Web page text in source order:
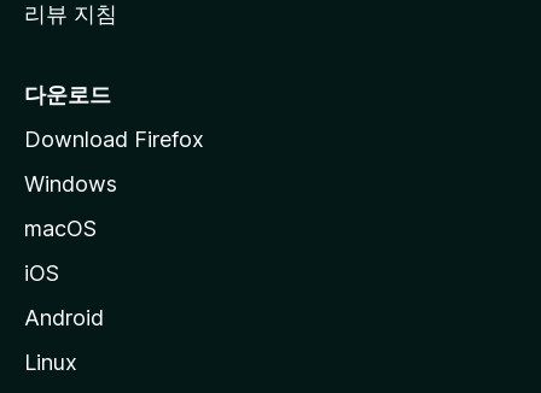
리뷰 지침
다운로드
Download Firefox
Windows
macOS
iOS
Android
Linux